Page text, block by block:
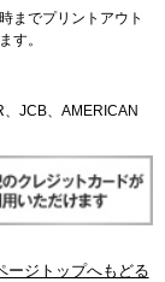
までプリントアウト
す。
JCB、AMERICAN
ージトップへもどる